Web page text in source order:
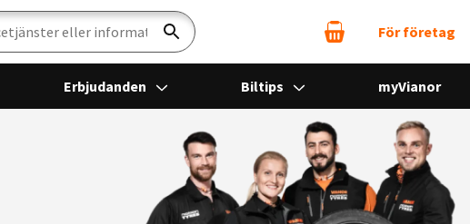
Sök För företag
Erbjudanden Biltips myVianor